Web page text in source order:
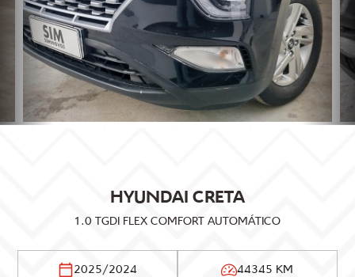
HYUNDAI CRETA
1.0 TGDI FLEX COMFORT AUTOMÁTICO
2025/2024 44345 KM